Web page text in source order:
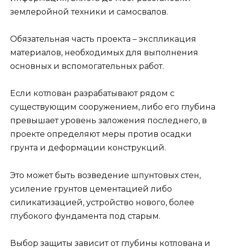
землеройной техники и самосвалов.
Обязательная часть проекта – экспликация
материалов, необходимых для выполнения
основных и вспомогательных работ.
Если котлован разрабатывают рядом с
существующим сооружением, либо его глубина
превышает уровень заложения последнего, в
проекте определяют меры против осадки
грунта и деформации конструкций.
Это может быть возведение шпунтовых стен,
усиление грунтов цементацией либо
силикатизацией, устройство нового, более
глубокого фундамента под старым.
Выбор защиты зависит от глубины котлована и